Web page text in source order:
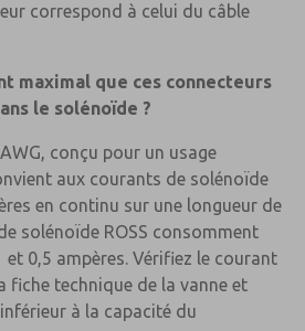
correspond à celui du câble
maximal que ces connecteurs
le solénoïde ?
conçu pour un usage
aux courants de solénoïde
en continu sur une longueur de
solénoïde ROSS consomment
et 0,5 ampères. Vérifiez le courant
fiche technique de la vanne et
à la capacité du